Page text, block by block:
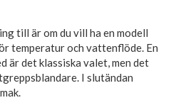
till är om du vill ha en modell
temperatur och vattenflöde. En
är det klassiska valet, men det
I slutändan